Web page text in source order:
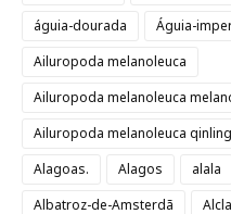
águia-dourada
Águia-
Ailuropoda melanoleuca
Ailuropoda melanoleuca
Ailuropoda melanoleuca
Alagoas.
Alagos alala
Albatroz-de-Amsterdã